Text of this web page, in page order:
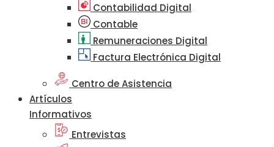
Contabilidad Digital
Contable
Remuneraciones Digital
Factura Electrónica Digital
Centro de Asistencia
Artículos
Informativos
Entrevistas